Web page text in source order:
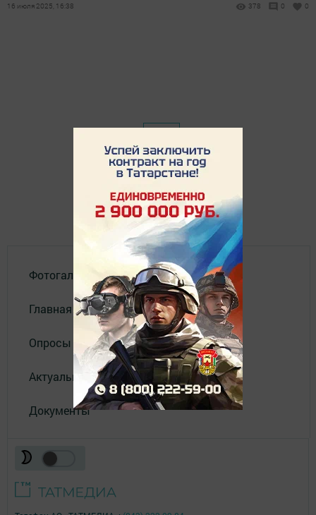
16 июля 2025, 16:38 378 0 0
Фотогалереи
Главная
Опросы
Актуальное видео
Документы